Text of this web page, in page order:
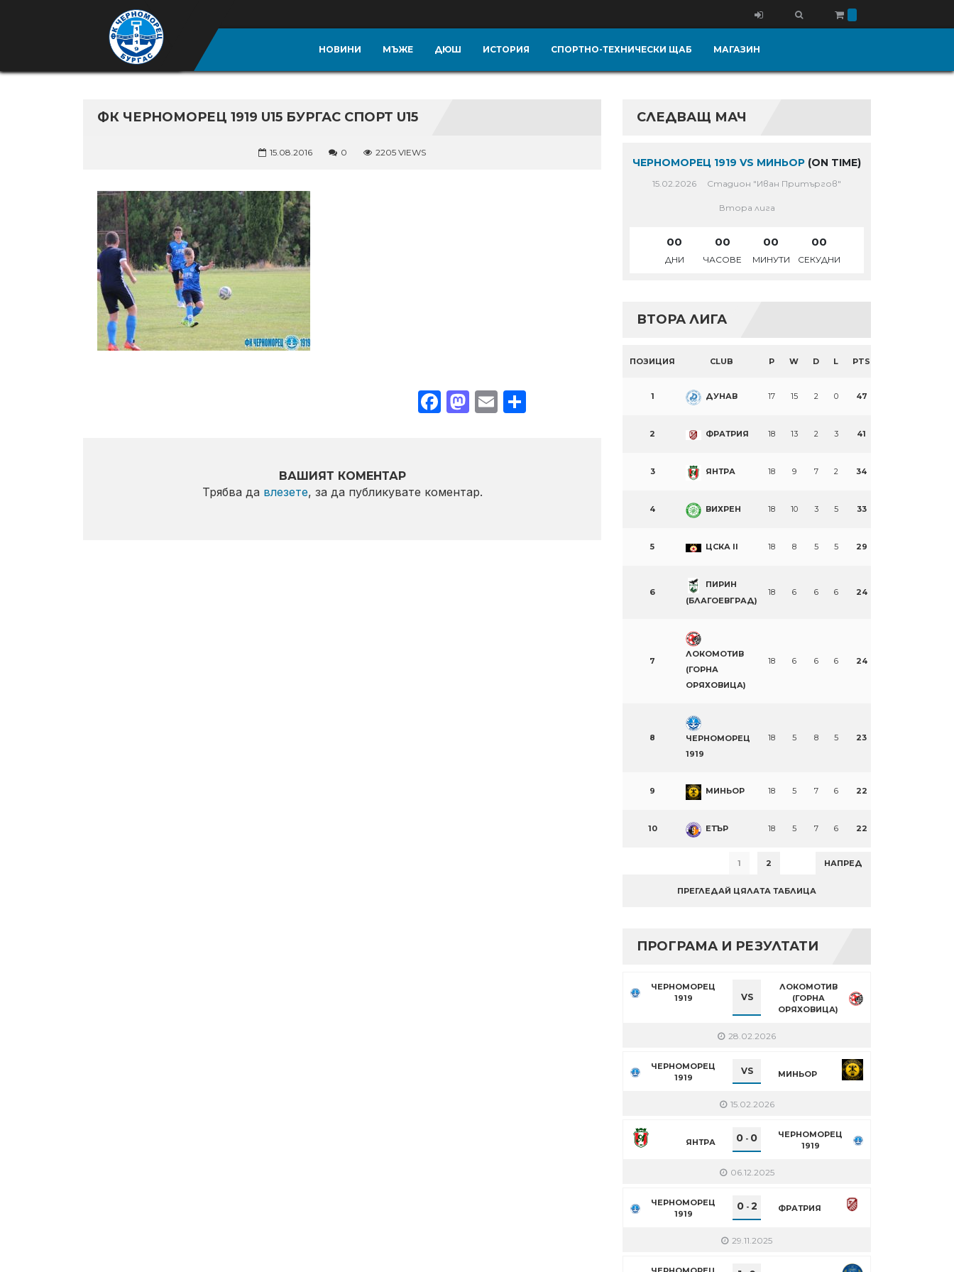
НОВИНИ МЪЖЕ ДЮШ ИСТОРИЯ СПОРТНО-ТЕХНИЧЕСКИ ЩАБ МАГАЗИН
ФК ЧЕРНОМОРЕЦ 1919 U15 БУРГАС СПОРТ U15
15.08.2016 0 2205 VIEWS
Facebook
Mastodon
EmailShare
ВАШИЯТ КОМЕНТАР
Трябва да влезете, за да публикувате коментар.
СЛЕДВАЩ МАЧ
ЧЕРНОМОРЕЦ 1919 VS МИНЬОР (ON TIME)
15.02.2026 Стадион "Иван Притъргов"
Втора лига
00
ДНИ
00
ЧАСОВЕ
00
МИНУТИ
00
СЕКУДНИ
ВТОРА ЛИГА
ПОЗИЦИЯ CLUB P W D L PTS
1 ДУНАВ 17 15 2 0 47
2 ФРАТРИЯ 18 13 2 3 41
3 ЯНТРА 18 9 7 2 34
4 ВИХРЕН 18 10 3 5 33
5 ЦСКА II 18 8 5 5 29
6
ПИРИН
(БЛАГОЕВГРАД)
18 6 6 6 24
7
ЛОКОМОТИВ
(ГОРНА
ОРЯХОВИЦА)
18 6 6 6 24
8
ЧЕРНОМОРЕЦ
1919
18 5 8 5 23
9 МИНЬОР 18 5 7 6 22
10 ЕТЪР 18 5 7 6 22
1 2 НАПРЕД
ПРЕГЛЕДАЙ ЦЯЛАТА ТАБЛИЦА
ПРОГРАМА И РЕЗУЛТАТИ
ЧЕРНОМОРЕЦ
1919
VS
ЛОКОМОТИВ
(ГОРНА
ОРЯХОВИЦА)
28.02.2026
ЧЕРНОМОРЕЦ
1919
VS МИНЬОР
15.02.2026
ЯНТРА 0 - 0
ЧЕРНОМОРЕЦ
1919
06.12.2025
ЧЕРНОМОРЕЦ
1919
0- 2 ФРАТРИЯ
29.11.2025